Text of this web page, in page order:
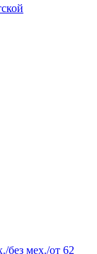
без мех./от 62